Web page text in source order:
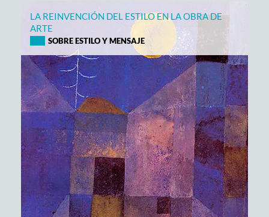
LA REINVENCIÓN DEL ESTILO EN LA OBRA DE
ARTE
SOBRE ESTILO Y MENSAJE